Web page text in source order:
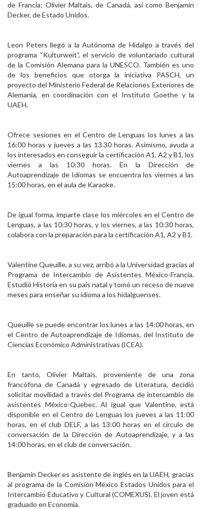
de Francia; Olivier Maltais, de Canadá, así como Benjamin
Decker, de Estado Unidos.
Leon Peters llegó a la Autónoma de Hidalgo a través del
programa “Kulturweit”, el servicio de voluntariado cultural
de la Comisión Alemana para la UNESCO. También es uno
de los beneficios que otorga la iniciativa PASCH, un
proyecto del Ministerio Federal de Relaciones Exteriores de
Alemania, en coordinación con el Instituto Goethe y la
UAEH.
Ofrece sesiones en el Centro de Lenguas los lunes a las
16:00 horas y jueves a las 13.30 horas. Asimismo, ayuda a
los interesados en conseguir la certificación A1, A2 y B1, los
viernes a las 10:30 horas. En la Dirección de
Autoaprendizaje de Idiomas se encuentra los viernes a las
15:00 horas, en el aula de Karaoke.
De igual forma, imparte clase los miércoles en el Centro de
Lenguas, a las 10:30 horas, y los viernes, a las 10:30 horas,
colabora con la preparación para la certificación A1, A2 y B1.
Valentine Queuille, a su vez, arribó a la Universidad gracias al
Programa de Intercambio de Asistentes México-Francia.
Estudió Historia en su país natal y tomó un receso de nueve
meses para enseñar su idioma a los hidalguenses.
Queuille se puede encontrar los lunes a las 14:00 horas, en
el Centro de Autoaprendizaje de Idiomas, del Instituto de
Ciencias Económico Administrativas (ICEA).
En tanto, Olivier Maltais, proveniente de una zona
francófona de Canadá y egresado de Literatura, decidió
solicitar movilidad a través del Programa de intercambio de
asistentes México-Quebec. Al igual que Valentine, está
disponible en el Centro de Lenguas los jueves a las 11:00
horas, en el club DELF, a las 13:00 horas en el círculo de
conversación de la Dirección de Autoaprendizaje, y a las
14:00 horas, en el club de conversación.
Benjamin Decker es asistente de inglés en la UAEH, gracias
al programa de la Comisión México Estados Unidos para el
Intercambio Educativo y Cultural (COMEXUS). El joven está
graduado en Economía.